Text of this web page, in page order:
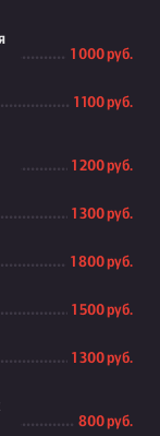
1 000 руб.
1 100 руб.
1 200 руб.
1 300 руб.
1 800 руб.
1 500 руб.
1 300 руб.
800 руб.